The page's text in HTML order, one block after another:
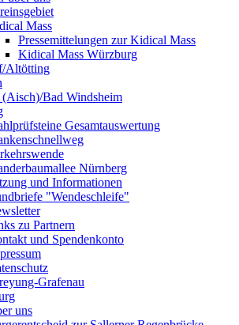
Mass
Pressemittelungen zur Kidical Mass
Kidical Mass Würzburg
Altötting
(Aisch)/Bad Windsheim
Gesamtauswertung
Nürnberg
und Informationen
"Wendeschleife"
zu Partnern
und Spendenkonto
Grafenau
uns